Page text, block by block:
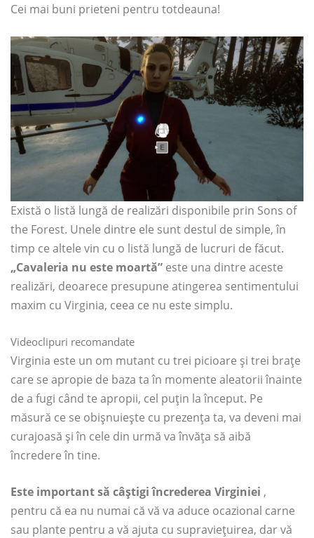
Cei mai buni prieteni pentru totdeauna!
Există o listă lungă de realizări disponibile prin Sons of
the Forest. Unele dintre ele sunt destul de simple, în
timp ce altele vin cu o listă lungă de lucruri de făcut.
„Cavaleria nu este moartă” este una dintre aceste
realizări, deoarece presupune atingerea sentimentului
maxim cu Virginia, ceea ce nu este simplu.
Videoclipuri recomandate
Virginia este un om mutant cu trei picioare și trei brațe
care se apropie de baza ta în momente aleatorii înainte
de a fugi când te apropii, cel puțin la început. Pe
măsură ce se obișnuiește cu prezența ta, va deveni mai
curajoasă și în cele din urmă va învăța să aibă
încredere în tine.
Este important să câștigi încrederea Virginiei ,
pentru că ea nu numai că vă va aduce ocazional carne
sau plante pentru a vă ajuta cu supraviețuirea, dar vă